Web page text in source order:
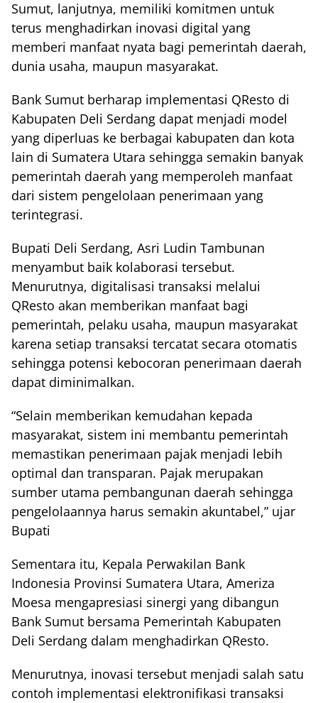
Sumut, lanjutnya, memiliki komitmen untuk
terus menghadirkan inovasi digital yang
memberi manfaat nyata bagi pemerintah daerah,
dunia usaha, maupun masyarakat.
Bank Sumut berharap implementasi QResto di
Kabupaten Deli Serdang dapat menjadi model
yang diperluas ke berbagai kabupaten dan kota
lain di Sumatera Utara sehingga semakin banyak
pemerintah daerah yang memperoleh manfaat
dari sistem pengelolaan penerimaan yang
terintegrasi.
Bupati Deli Serdang, Asri Ludin Tambunan
menyambut baik kolaborasi tersebut.
Menurutnya, digitalisasi transaksi melalui
QResto akan memberikan manfaat bagi
pemerintah, pelaku usaha, maupun masyarakat
karena setiap transaksi tercatat secara otomatis
sehingga potensi kebocoran penerimaan daerah
dapat diminimalkan.
“Selain memberikan kemudahan kepada
masyarakat, sistem ini membantu pemerintah
memastikan penerimaan pajak menjadi lebih
optimal dan transparan. Pajak merupakan
sumber utama pembangunan daerah sehingga
pengelolaannya harus semakin akuntabel,” ujar
Bupati
Sementara itu, Kepala Perwakilan Bank
Indonesia Provinsi Sumatera Utara, Ameriza
Moesa mengapresiasi sinergi yang dibangun
Bank Sumut bersama Pemerintah Kabupaten
Deli Serdang dalam menghadirkan QResto.
Menurutnya, inovasi tersebut menjadi salah satu
contoh implementasi elektronifikasi transaksi